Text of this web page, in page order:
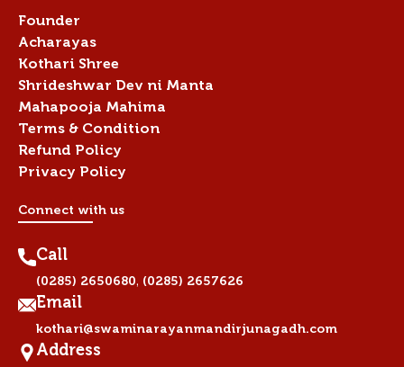
Founder
Acharayas
Kothari Shree
Shrideshwar Dev ni Manta
Mahapooja Mahima
Terms & Condition
Refund Policy
Privacy Policy
Connect with us
Call
(0285) 2650680, (0285) 2657626
Email
kothari@swaminarayanmandirjunagadh.com
Address